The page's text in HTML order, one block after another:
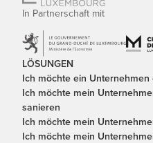
In Partnerschaft mit
LÖSUNGEN
Ich möchte ein
Ich möchte mein
sanieren
Ich möchte mein
Ich möchte mein